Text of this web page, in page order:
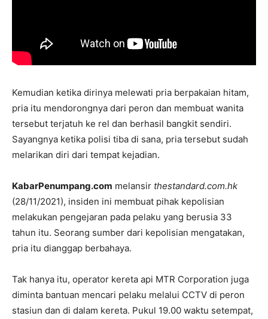
Kemudian ketika dirinya melewati pria berpakaian hitam,
pria itu mendorongnya dari peron dan membuat wanita
tersebut terjatuh ke rel dan berhasil bangkit sendiri.
Sayangnya ketika polisi tiba di sana, pria tersebut sudah
melarikan diri dari tempat kejadian.
KabarPenumpang.com melansir thestandard.com.hk
(28/11/2021), insiden ini membuat pihak kepolisian
melakukan pengejaran pada pelaku yang berusia 33
tahun itu. Seorang sumber dari kepolisian mengatakan,
pria itu dianggap berbahaya.
Tak hanya itu, operator kereta api MTR Corporation juga
diminta bantuan mencari pelaku melalui CCTV di peron
stasiun dan di dalam kereta. Pukul 19.00 waktu setempat,